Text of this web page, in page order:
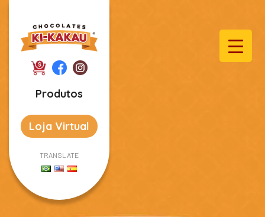
Produtos
Loja Virtual
TRANSLATE